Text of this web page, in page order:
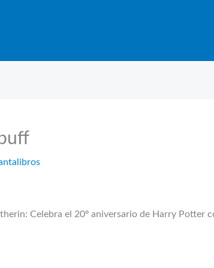
Celebra el 20º aniversario de Harry Potter